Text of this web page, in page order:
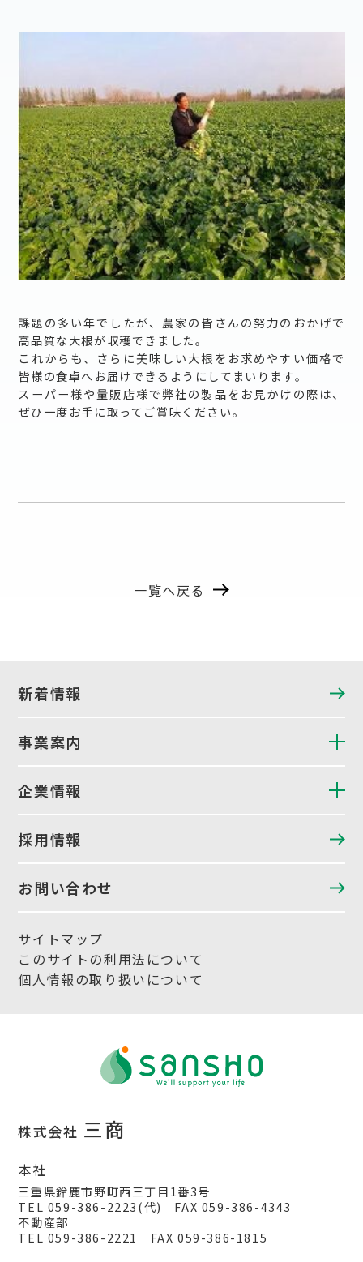
課題の多い年でしたが、農家の皆さんの努力のおかげで
高品質な大根が収穫できました。
これからも、さらに美味しい大根をお求めやすい価格で
皆様の食卓へお届けできるようにしてまいります。
スーパー様や量販店様で弊社の製品をお見かけの際は、
ぜひ一度お手に取ってご賞味ください。
一覧へ戻る
新着情報
事業案内
企業情報
採用情報
お問い合わせ
サイトマップ
このサイトの利用法について
個人情報の取り扱いについて
株式会社 三商
本社
三重県鈴鹿市野町西三丁目1番3号
TEL 059-386-2223(代) FAX 059-386-4343
不動産部
TEL 059-386-2221 FAX 059-386-1815